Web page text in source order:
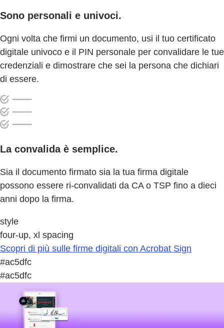
Sono personali e univoci.
Ogni volta che firmi un documento, usi il tuo certificato
digitale univoco e il PIN personale per convalidare le tue
credenziali e dimostrare che sei la persona che dichiari
di essere.
La convalida è semplice.
Sia il documento firmato sia la tua firma digitale
possono essere ri-convalidati da CA o TSP fino a dieci
anni dopo la firma.
style
four-up, xl spacing
Scopri di più sulle firme digitali con Acrobat Sign
#ac5dfc
#ac5dfc